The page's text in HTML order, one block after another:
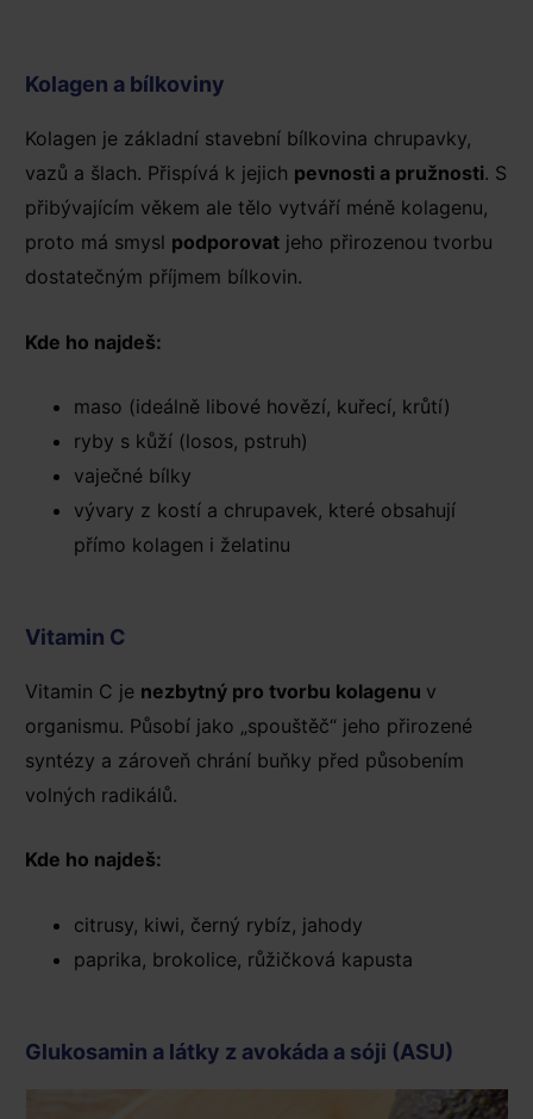
Kolagen a bílkoviny
Kolagen je základní stavební bílkovina chrupavky,
vazů a šlach. Přispívá k jejich pevnosti a pružnosti. S
přibývajícím věkem ale tělo vytváří méně kolagenu,
proto má smysl podporovat jeho přirozenou tvorbu
dostatečným příjmem bílkovin.
Kde ho najdeš:
maso (ideálně libové hovězí, kuřecí, krůtí)
ryby s kůží (losos, pstruh)
vaječné bílky
vývary z kostí a chrupavek, které obsahují
přímo kolagen i želatinu
Vitamin C
Vitamin C je nezbytný pro tvorbu kolagenu v
organismu. Působí jako „spouštěč“ jeho přirozené
syntézy a zároveň chrání buňky před působením
volných radikálů.
Kde ho najdeš:
citrusy, kiwi, černý rybíz, jahody
paprika, brokolice, růžičková kapusta
Glukosamin a látky z avokáda a sóji (ASU)